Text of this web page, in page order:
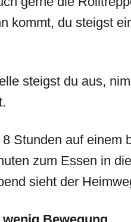
kommt, du steigst
steigst du aus,
Stunden auf einem
zum Essen in
sieht der